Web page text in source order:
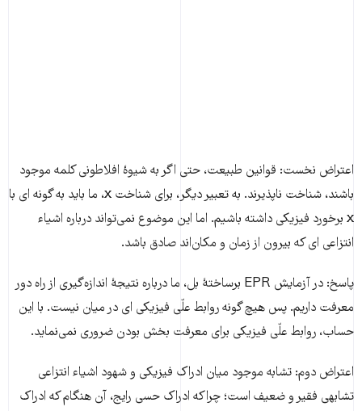
اعتراض نخست: قوانین طبیعت، حتی اگر به شیوۀ افلاطونی کلمه موجود
باشند، شناخت ناپذیرند. به تعبیر دیگر، برای شناخت x، ما باید به گونه ای با
x برخورد فیزیکی داشته باشیم. اما این موضوع نمی‌‌‌تواند درباره اشیاء
انتزاعی ای که بیرون از زمان و مکان‌اند صادق باشد.
پاسخ: در آزمایش EPR برساختۀ بل، ما درباره نتیجۀ اندازه‌‌‌گیری از راه دور
معرفت داریم. پس هیچ گونه روابط علّی فیزیکی ای در میان نیست. با این
حساب، روابط علّی فیزیکی برای معرفت بخش بودن ضروری نمی‌‌‌نماید.
اعتراض دوم: تشابه موجود میان ادراک فیزیکی و شهود اشیاء انتزاعی
تشابهی فقیر و ضعیف است؛ چراکه ادراک حسی رایج، آن هنگام که ادراک